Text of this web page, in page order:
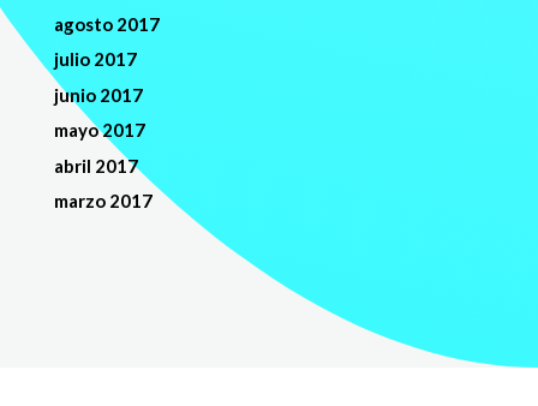
agosto 2017
julio 2017
junio 2017
mayo 2017
abril 2017
marzo 2017